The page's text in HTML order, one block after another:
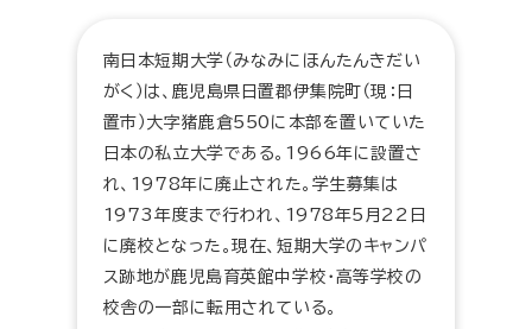
南日本短期大学（みなみにほんたんきだい
がく）は、鹿児島県日置郡伊集院町（現：日
置市）大字猪鹿倉550に本部を置いていた
日本の私立大学である。1966年に設置さ
れ、1978年に廃止された。学生募集は
1973年度まで行われ、1978年5月22日
に廃校となった。現在、短期大学のキャンパ
ス跡地が鹿児島育英館中学校・高等学校の
校舎の一部に転用されている。